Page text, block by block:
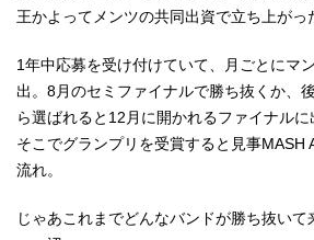
王かよってメンツの共同出資で立ち上がっ
1年中応募を受け付けていて、月ごとにマ
出。8月のセミファイナルで勝ち抜くか、
ら選ばれると12月に開かれるファイナルに
そこでグランプリを受賞すると見事MASH
流れ。
じゃあこれまでどんなバンドが勝ち抜いて